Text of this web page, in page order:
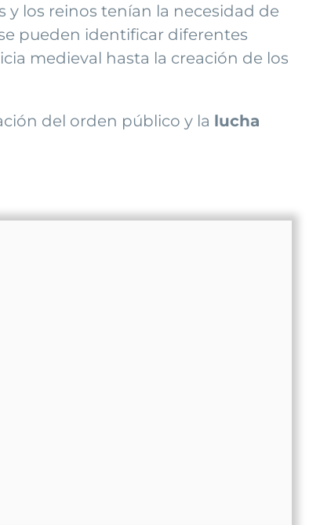
y los reinos tenían la necesidad de
pueden identificar diferentes
medieval hasta la creación de los
del orden público y la lucha